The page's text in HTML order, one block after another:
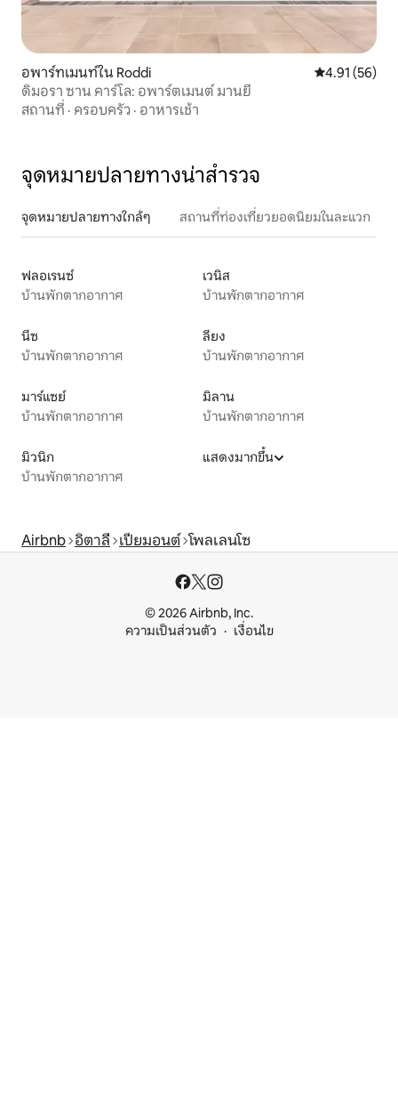
อพาร์ทเมนท์ใน Roddi คะแนนเฉลี่ย
4.91 (56)
ดิมอรา ซาน คาร์โล: อพาร์ตเมนต์ มานยี
สถานที่ · ครอบครัว · อาหารเช้า
จุดหมายปลายทางน่าสำรวจ
จุดหมายปลายทางใกล้ๆ สถานที่ท่องเที่ยวยอดนิยมในละแวก
ฟลอเรนซ์
บ้านพักตากอากาศ
เวนิส
บ้านพักตากอากาศ
นีซ
บ้านพักตากอากาศ
ลียง
บ้านพักตากอากาศ
มาร์แซย์
บ้านพักตากอากาศ
มิลาน
บ้านพักตากอากาศ
มิวนิก
บ้านพักตากอากาศ
แสดงมากขึ้น
Airbnb อิตาลี เปียมอนต์ โพลเลนโซ
© 2026 Airbnb, Inc.
ความเป็นส่วนตัว
เงื่อนไข